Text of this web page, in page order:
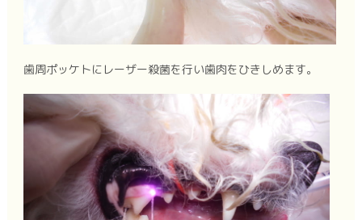
歯周ポッケトにレーザー殺菌を行い歯肉をひきしめます。